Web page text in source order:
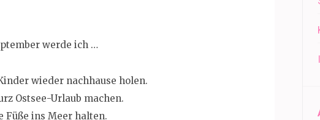
werde ich …
wieder nachhause holen.
Ostsee-Urlaub machen.
Füße ins Meer halten.